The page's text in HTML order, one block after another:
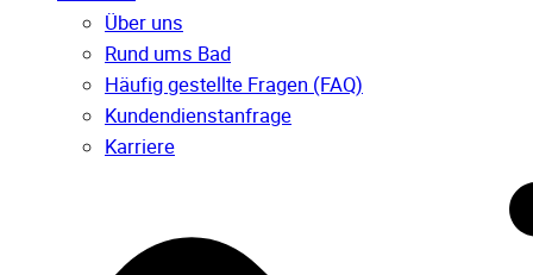
Über uns
Rund ums Bad
Häufig gestellte Fragen (FAQ)
Kunden­dienst­anfrage
Karriere